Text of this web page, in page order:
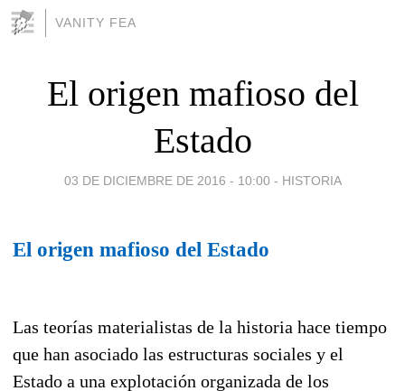
VANITY FEA
El origen mafioso del
Estado
03 DE DICIEMBRE DE 2016 - 10:00 - HISTORIA
El origen mafioso del Estado
Las teorías materialistas de la historia hace tiempo
que han asociado las estructuras sociales y el
Estado a una explotación organizada de los